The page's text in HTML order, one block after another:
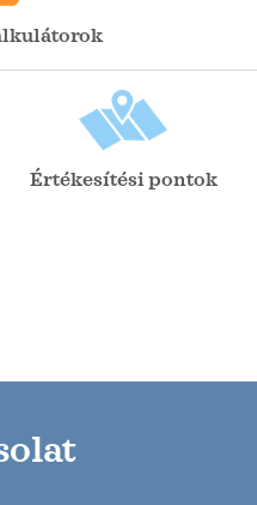
Értékesítési pontok